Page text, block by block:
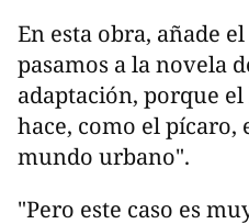
En esta obra, añade
pasamos a la novela
adaptación, porque
hace, como el pícaro,
mundo urbano".
"Pero este caso es